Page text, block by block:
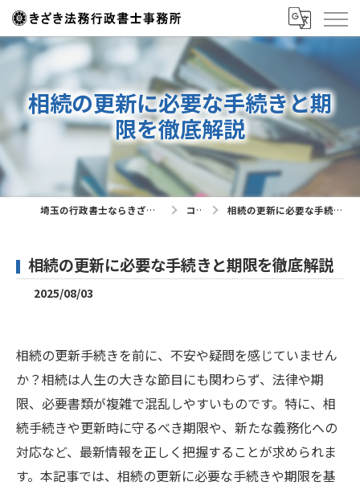
相続の更新に必要な手続きと期
限を徹底解説
埼玉の行政書士ならきざき法務行政書士事務所 コラム 相続の更新に必要な手続きと期限を徹底解説
相続の更新に必要な手続きと期限を徹底解説
2025/08/03
相続の更新手続きを前に、不安や疑問を感じていません
か？相続は人生の大きな節目にも関わらず、法律や期
限、必要書類が複雑で混乱しやすいものです。特に、相
続手続きや更新時に守るべき期限や、新たな義務化への
対応など、最新情報を正しく把握することが求められま
す。本記事では、相続の更新に必要な手続きや期限を基